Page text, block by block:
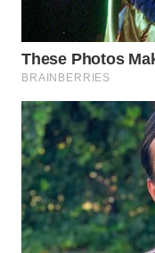
WN
MALUT
DAIRI
WN
DANAU
TOBA
WN